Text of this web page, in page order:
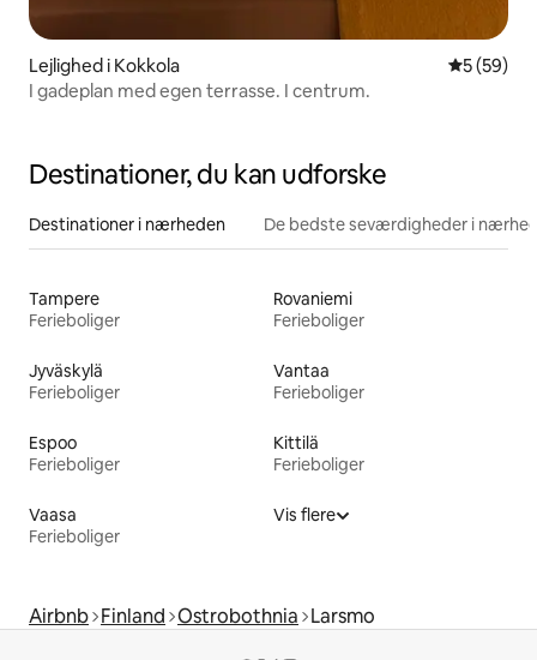
Lejlighed i Kokkola 5 ud af 5 i
5 (59)
I gadeplan med egen terrasse. I centrum.
Destinationer, du kan udforske
Destinationer i nærheden De bedste seværdigheder i
Tampere
Ferieboliger
Rovaniemi
Ferieboliger
Jyväskylä
Ferieboliger
Vantaa
Ferieboliger
Espoo
Ferieboliger
Kittilä
Ferieboliger
Vaasa
Ferieboliger
Vis flere
Airbnb Finland Ostrobothnia Larsmo